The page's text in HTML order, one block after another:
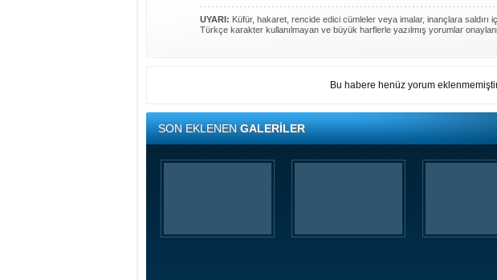
UYARI: Küfür, hakaret, rencide edici cümleler veya imalar, inançlara saldırı
Türkçe karakter kullanılmayan ve büyük harflerle yazılmış yorumlar
Bu habere henüz yorum
SON EKLENENGALERİLER